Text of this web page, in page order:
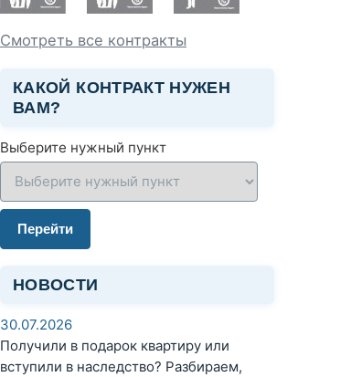
Смотреть все контракты
КАКОЙ КОНТРАКТ НУЖЕН
ВАМ?
Выберите нужный пункт
Перейти
НОВОСТИ
30.07.2026
Получили в подарок квартиру или
вступили в наследство? Разбираем,